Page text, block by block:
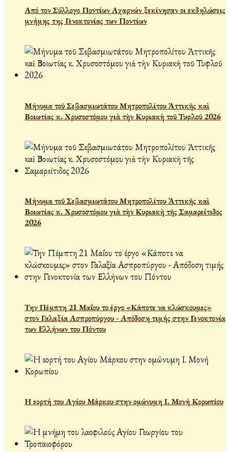
Από τον Σύλλογο Ποντίων Αχαρνών ξεκίνησαν οι εκδηλώσεις
μνήμης της Γενοκτονίας των Ποντίων
Μήνυμα τοῦ Σεβασμιωτάτου Μητροπολίτου Ἀττικῆς καὶ
Βοιωτίας κ. Χρυσοστόμου γιὰ τὴν Κυριακὴ τοῦ Τυφλοῦ 2026
Μήνυμα τοῦ Σεβασμιωτάτου Μητροπολίτου Ἀττικῆς καὶ
Βοιωτίας κ. Χρυσοστόμου γιὰ τὴν Κυριακὴ τῆς Σαμαρείτιδος
2026
Την Πέμπτη 21 Μαΐου το έργο «Κάποτε να κλώσκουμες»
στον Γαλαξία Ασπροπύργου - Απόδοση τιμής στην Γενοκτονία
των Ελλήνων του Πόντου
Η εορτή του Αγίου Μάρκου στην ομώνυμη Ι. Μονή Κορωπίου